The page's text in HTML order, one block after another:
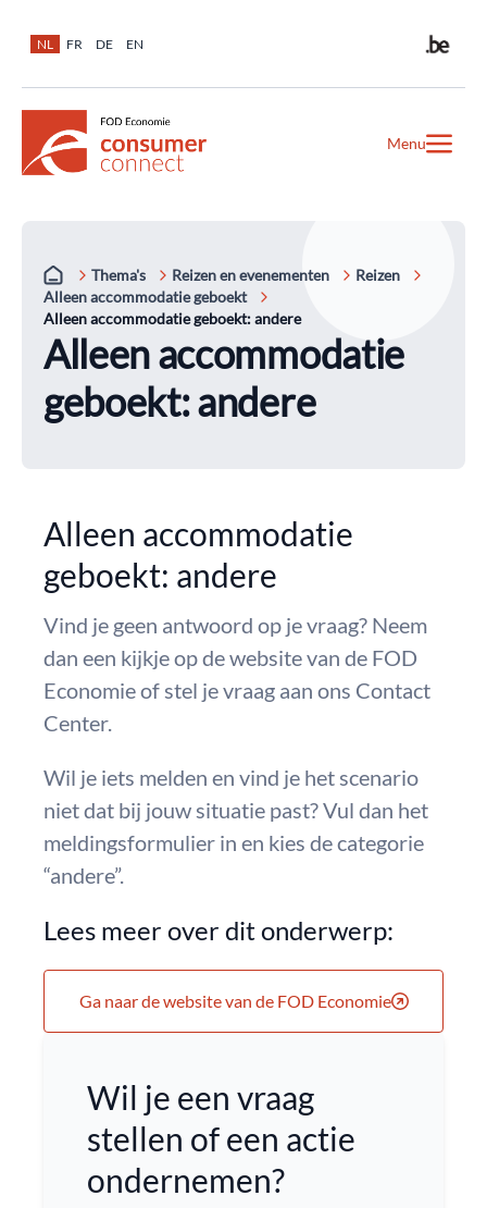
NL FR DE EN
Menu
Thema's Reizen en evenementen
Reizen
Alleen accommodatie geboekt
Alleen accommodatie geboekt: andere
Alleen accommodatie
geboekt: andere
Alleen accommodatie
geboekt: andere
Vind je geen antwoord op je vraag? Neem
dan een kijkje op de website van de FOD
Economie of stel je vraag aan ons Contact
Center.
Wil je iets melden en vind je het scenario
niet dat bij jouw situatie past? Vul dan het
meldingsformulier in en kies de categorie
“andere”.
Lees meer over dit onderwerp:
Ga naar de website van de FOD Economie
Wil je een vraag
stellen of een actie
ondernemen?